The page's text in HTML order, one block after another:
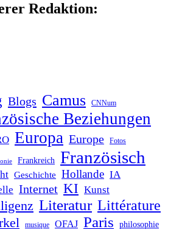
Redaktion:
Blogs Camus CNNum
Beziehungen
Europa Europe Fotos
Frankreich Französisch
Geschichte Hollande IA
Internet KI Kunst
Literatur Littérature
musique OFAJ Paris philosophie